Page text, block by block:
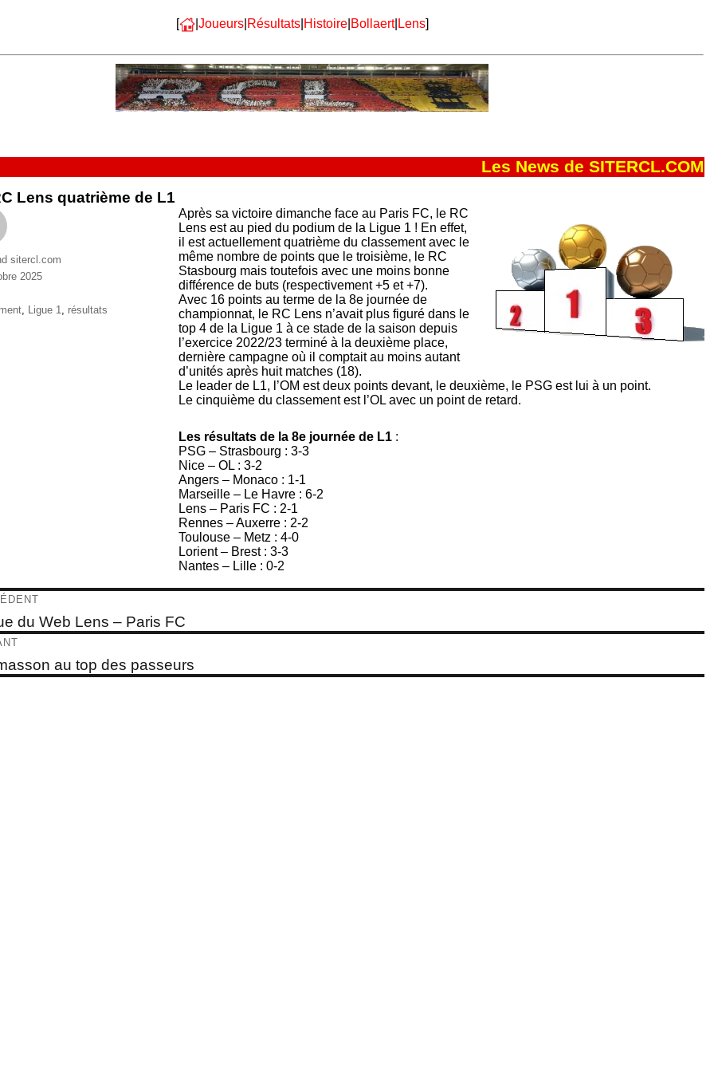
[ | Joueurs| Résultats| Histoire| Bollaert| Lens]
Les News de SITERCL.COM
Lens quatrième de L1
Après sa victoire dimanche face au Paris FC, le RC
Lens est au pied du podium de la Ligue 1 ! En effet,
il est actuellement quatrième du classement avec le
même nombre de points que le troisième, le RC
Stasbourg mais toutefois avec une moins bonne
différence de buts (respectivement +5 et +7).
Avec 16 points au terme de la 8e journée de
championnat, le RC Lens n’avait plus figuré dans le
top 4 de la Ligue 1 à ce stade de la saison depuis
l’exercice 2022/23 terminé à la deuxième place,
dernière campagne où il comptait au moins autant
d’unités après huit matches (18).
Le leader de L1, l’OM est deux points devant, le deuxième, le PSG est lui à un point.
Le cinquième du classement est l’OL avec un point de retard.
Les résultats de la 8e journée de L1 :
PSG – Strasbourg : 3-3
Nice – OL : 3-2
Angers – Monaco : 1-1
Marseille – Le Havre : 6-2
Lens – Paris FC : 2-1
Rennes – Auxerre : 2-2
Toulouse – Metz : 4-0
Lorient – Brest : 3-3
Nantes – Lille : 0-2
sitercl.com
2025
, Ligue 1, résultats
:
du Web Lens – Paris FC
:
au top des passeurs